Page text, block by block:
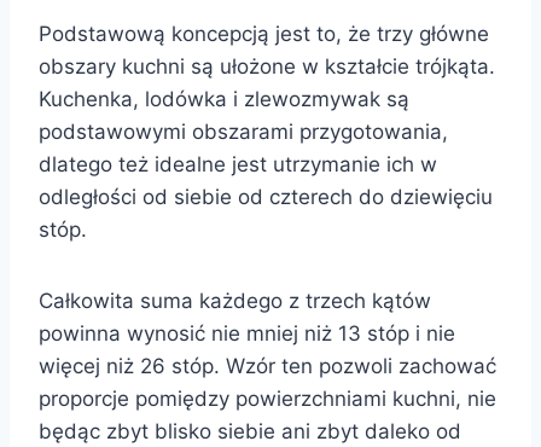
Podstawową koncepcją jest to, że trzy główne
obszary kuchni są ułożone w kształcie trójkąta.
Kuchenka, lodówka i zlewozmywak są
podstawowymi obszarami przygotowania,
dlatego też idealne jest utrzymanie ich w
odległości od siebie od czterech do dziewięciu
stóp.
Całkowita suma każdego z trzech kątów
powinna wynosić nie mniej niż 13 stóp i nie
więcej niż 26 stóp. Wzór ten pozwoli zachować
proporcje pomiędzy powierzchniami kuchni, nie
będąc zbyt blisko siebie ani zbyt daleko od